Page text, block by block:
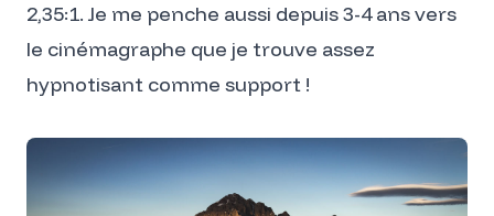
2,35:1. Je me penche aussi depuis 3-4 ans vers
le cinémagraphe que je trouve assez
hypnotisant comme support !